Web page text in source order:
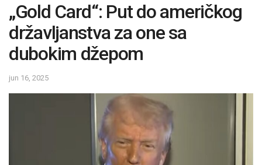
„Gold Card“: Put do američkog
državljanstva za one sa
dubokim džepom
jun 16, 2025